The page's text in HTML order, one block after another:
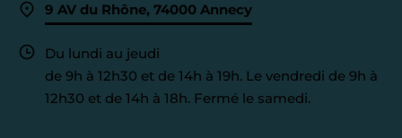
9 AV du Rhône, 74000 Annecy
Du lundi au jeudi
de 9h à 12h30 et de 14h à 19h. Le vendredi de 9h à
12h30 et de 14h à 18h. Fermé le samedi.